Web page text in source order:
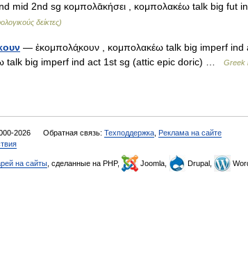
mid 2nd sg κομπολᾱκήσει , κομπολακέω talk big fut
δείκτες)
— ἐκομπολά̱κουν , κομπολακέω talk big imperf ind
talk big imperf ind act 1st sg (attic epic doric) …
Greek
2026 Обратная связь: Техподдержка Реклама на сайте
на сайты , сделанные на PHP, Joomla, Drupal,